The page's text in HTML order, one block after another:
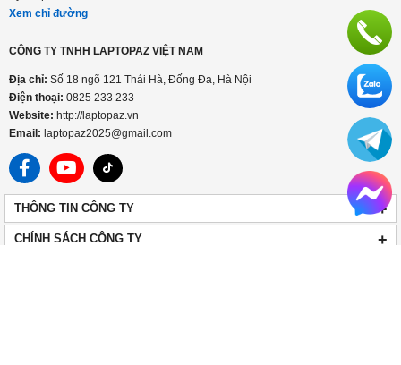
LaptopAZ cơ sở Hà Đông
Hotline0825 233 233
Bán hàng: Từ 8h30 - 21h30
Kỹ thuật: Từ 8h30 - 12h & 13h30 - 17h30
Xem chỉ đường
CÔNG TY TNHH LAPTOPAZ VIỆT NAM
Địa chỉ:Số 18 ngõ 121 Thái Hà, Đống Đa, Hà Nội
Điện thoại:0825 233 233
Website: http://laptopaz.vn